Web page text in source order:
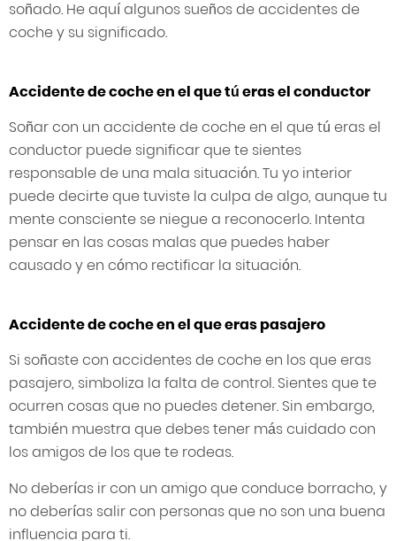
soñado. He aquí algunos sueños de accidentes de
coche y su significado.
Accidente de coche en el que tú eras el conductor
Soñar con un accidente de coche en el que tú eras el
conductor puede significar que te sientes
responsable de una mala situación. Tu yo interior
puede decirte que tuviste la culpa de algo, aunque tu
mente consciente se niegue a reconocerlo. Intenta
pensar en las cosas malas que puedes haber
causado y en cómo rectificar la situación.
Accidente de coche en el que eras pasajero
Si soñaste con accidentes de coche en los que eras
pasajero, simboliza la falta de control. Sientes que te
ocurren cosas que no puedes detener. Sin embargo,
también muestra que debes tener más cuidado con
los amigos de los que te rodeas.
No deberías ir con un amigo que conduce borracho, y
no deberías salir con personas que no son una buena
influencia para ti.